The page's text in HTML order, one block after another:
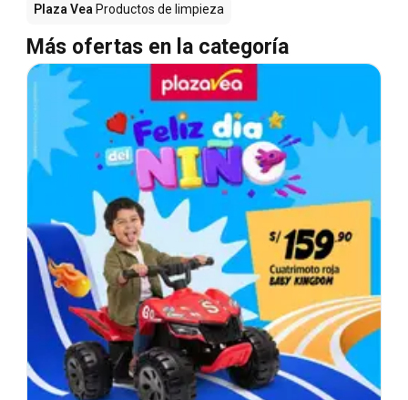
Plaza Vea Productos de limpieza
Más ofertas en la categoría